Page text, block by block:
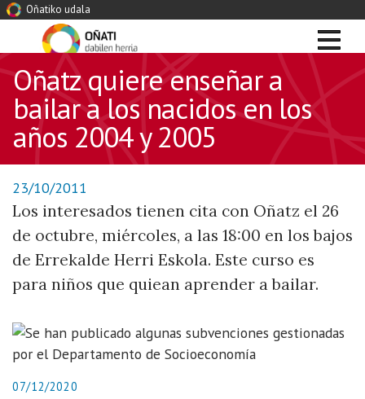
Oñatiko udala
Oñatz quiere enseñar a
bailar a los nacidos en los
años 2004 y 2005
23/10/2011
Los interesados tienen cita con Oñatz el 26
de octubre, miércoles, a las 18:00 en los bajos
de Errekalde Herri Eskola. Este curso es
para niños que quiean aprender a bailar.
07/12/2020